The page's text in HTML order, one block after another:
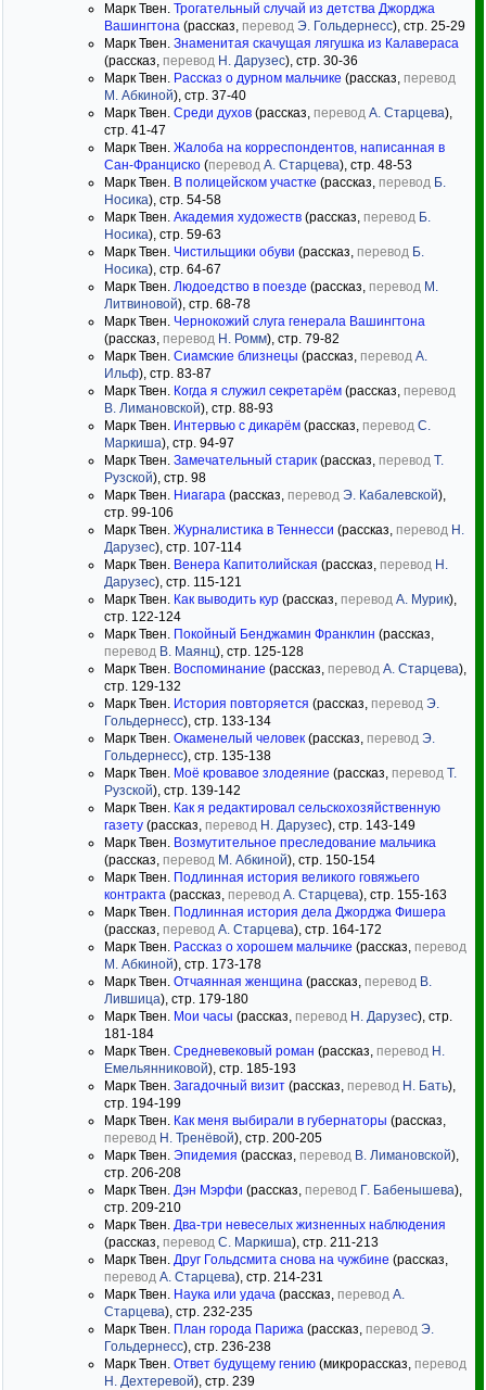
Марк Твен. Трогательный случай из детства Джорджа
Вашингтона (рассказ, перевод Э. Гольдернесс), стр. 25-29
Марк Твен. Знаменитая скачущая лягушка из Калавераса
(рассказ, перевод Н. Дарузес), стр. 30-36
Марк Твен. Рассказ о дурном мальчике (рассказ, перевод
М. Абкиной), стр. 37-40
Марк Твен. Среди духов (рассказ, перевод А. Старцева),
стр. 41-47
Марк Твен. Жалоба на корреспондентов, написанная в
Сан-Франциско (перевод А. Старцева), стр. 48-53
Марк Твен. В полицейском участке (рассказ, перевод Б.
Носика), стр. 54-58
Марк Твен. Академия художеств (рассказ, перевод Б.
Носика), стр. 59-63
Марк Твен. Чистильщики обуви (рассказ, перевод Б.
Носика), стр. 64-67
Марк Твен. Людоедство в поезде (рассказ, перевод М.
Литвиновой), стр. 68-78
Марк Твен. Чернокожий слуга генерала Вашингтона
(рассказ, перевод Н. Ромм), стр. 79-82
Марк Твен. Сиамские близнецы (рассказ, перевод А.
Ильф), стр. 83-87
Марк Твен. Когда я служил секретарём (рассказ, перевод
В. Лимановской), стр. 88-93
Марк Твен. Интервью с дикарём (рассказ, перевод С.
Маркиша), стр. 94-97
Марк Твен. Замечательный старик (рассказ, перевод Т.
Рузской), стр. 98
Марк Твен. Ниагара (рассказ, перевод Э. Кабалевской),
стр. 99-106
Марк Твен. Журналистика в Теннесси (рассказ, перевод Н.
Дарузес), стр. 107-114
Марк Твен. Венера Капитолийская (рассказ, перевод Н.
Дарузес), стр. 115-121
Марк Твен. Как выводить кур (рассказ, перевод А. Мурик),
стр. 122-124
Марк Твен. Покойный Бенджамин Франклин (рассказ,
перевод В. Маянц), стр. 125-128
Марк Твен. Воспоминание (рассказ, перевод А. Старцева),
стр. 129-132
Марк Твен. История повторяется (рассказ, перевод Э.
Гольдернесс), стр. 133-134
Марк Твен. Окаменелый человек (рассказ, перевод Э.
Гольдернесс), стр. 135-138
Марк Твен. Моё кровавое злодеяние (рассказ, перевод Т.
Рузской), стр. 139-142
Марк Твен. Как я редактировал сельскохозяйственную
газету (рассказ, перевод Н. Дарузес), стр. 143-149
Марк Твен. Возмутительное преследование мальчика
(рассказ, перевод М. Абкиной), стр. 150-154
Марк Твен. Подлинная история великого говяжьего
контракта (рассказ, перевод А. Старцева), стр. 155-163
Марк Твен. Подлинная история дела Джорджа Фишера
(рассказ, перевод А. Старцева), стр. 164-172
Марк Твен. Рассказ о хорошем мальчике (рассказ, перевод
М. Абкиной), стр. 173-178
Марк Твен. Отчаянная женщина (рассказ, перевод В.
Лившица), стр. 179-180
Марк Твен. Мои часы (рассказ, перевод Н. Дарузес), стр.
181-184
Марк Твен. Средневековый роман (рассказ, перевод Н.
Емельянниковой), стр. 185-193
Марк Твен. Загадочный визит (рассказ, перевод Н. Бать),
стр. 194-199
Марк Твен. Как меня выбирали в губернаторы (рассказ,
перевод Н. Тренёвой), стр. 200-205
Марк Твен. Эпидемия (рассказ, перевод В. Лимановской),
стр. 206-208
Марк Твен. Дэн Мэрфи (рассказ, перевод Г. Бабенышева),
стр. 209-210
Марк Твен. Два-три невеселых жизненных наблюдения
(рассказ, перевод С. Маркиша), стр. 211-213
Марк Твен. Друг Гольдсмита снова на чужбине (рассказ,
перевод А. Старцева), стр. 214-231
Марк Твен. Наука или удача (рассказ, перевод А.
Старцева), стр. 232-235
Марк Твен. План города Парижа (рассказ, перевод Э.
Гольдернесс), стр. 236-238
Марк Твен. Ответ будущему гению (микрорассказ, перевод
Н. Дехтеревой), стр. 239